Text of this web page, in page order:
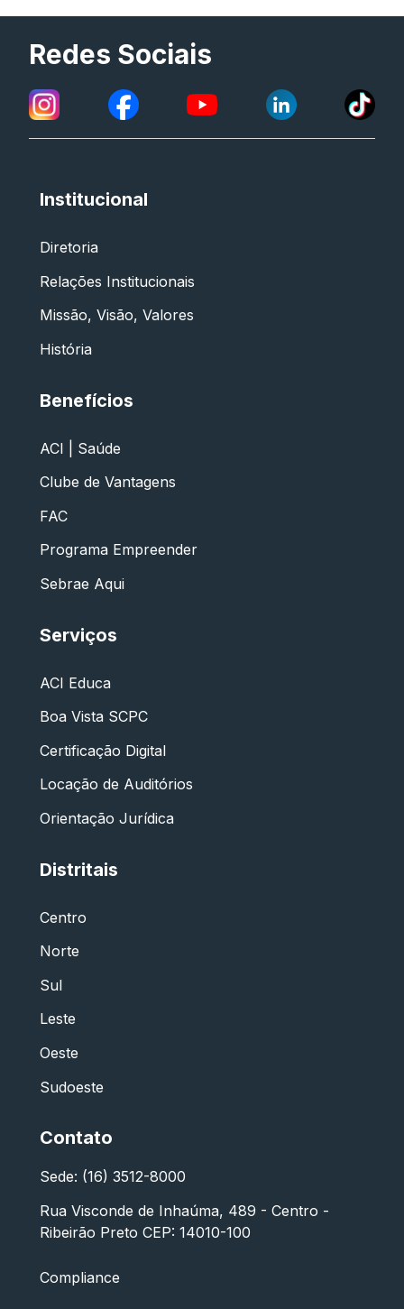
Redes Sociais
Institucional
Diretoria
Relações Institucionais
Missão, Visão, Valores
História
Benefícios
ACI | Saúde
Clube de Vantagens
FAC
Programa Empreender
Sebrae Aqui
Serviços
ACI Educa
Boa Vista SCPC
Certificação Digital
Locação de Auditórios
Orientação Jurídica
Distritais
Centro
Norte
Sul
Leste
Oeste
Sudoeste
Contato
Sede: (16) 3512-8000
Rua Visconde de Inhaúma, 489 - Centro -
Ribeirão Preto CEP: 14010-100
Compliance